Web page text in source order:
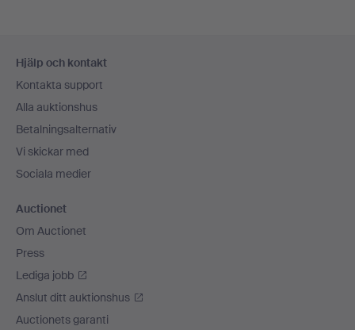
Hjälp och kontakt
Kontakta support
Alla auktionshus
Betalningsalternativ
Vi skickar med
Sociala medier
Auctionet
Om Auctionet
Press
Lediga jobb
Anslut ditt auktionshus
Auctionets garanti